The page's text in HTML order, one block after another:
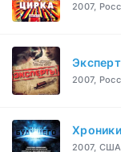
2007,
2007,
2007,